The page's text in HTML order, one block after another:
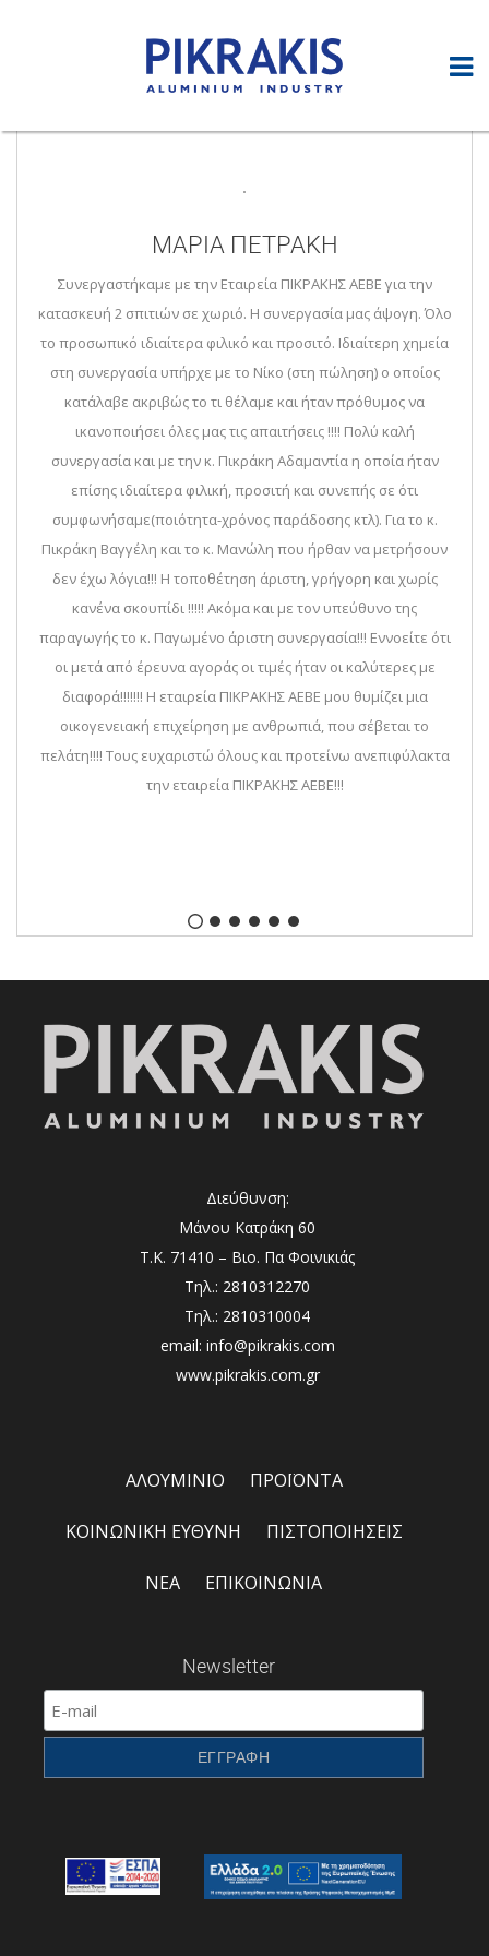
ΜΑΡΙΑ ΠΕΤΡΑΚΗ
Συνεργαστήκαμε με την Εταιρεία ΠΙΚΡΑΚΗΣ ΑΕΒΕ για την
κατασκευή 2 σπιτιών σε χωριό. Η συνεργασία μας άψογη. Όλο
το προσωπικό ιδιαίτερα φιλικό και προσιτό. Ιδιαίτερη χημεία
στη συνεργασία υπήρχε με το Νίκο (στη πώληση) ο οποίος
κατάλαβε ακριβώς το τι θέλαμε και ήταν πρόθυμος να
ικανοποιήσει όλες μας τις απαιτήσεις !!!! Πολύ καλή
συνεργασία και με την κ. Πικράκη Αδαμαντία η οποία ήταν
επίσης ιδιαίτερα φιλική, προσιτή και συνεπής σε ότι
συμφωνήσαμε(ποιότητα-χρόνος παράδοσης κτλ). Για το κ.
Πικράκη Βαγγέλη και το κ. Μανώλη που ήρθαν να μετρήσουν
δεν έχω λόγια!!! Η τοποθέτηση άριστη, γρήγορη και χωρίς
κανένα σκουπίδι !!!!! Ακόμα και με τον υπεύθυνο της
παραγωγής το κ. Παγωμένο άριστη συνεργασία!!! Εννοείτε ότι
οι μετά από έρευνα αγοράς οι τιμές ήταν οι καλύτερες με
διαφορά!!!!!!! Η εταιρεία ΠΙΚΡΑΚΗΣ ΑΕΒΕ μου θυμίζει μια
οικογενειακή επιχείρηση με ανθρωπιά, που σέβεται το
πελάτη!!!! Τους ευχαριστώ όλους και προτείνω ανεπιφύλακτα
την εταιρεία ΠΙΚΡΑΚΗΣ ΑΕΒΕ!!!
Διεύθυνση:
Μάνου Κατράκη 60
Τ.Κ. 71410 – Βιο. Πα Φοινικιάς
Τηλ.: 2810312270
Τηλ.: 2810310004
email: info@pikrakis.com
www.pikrakis.com.gr
ΑΛΟΥΜΙΝΙΟ ΠΡΟΪΟΝΤΑ
ΚΟΙΝΩΝΙΚΗ ΕΥΘΥΝΗ ΠΙΣΤΟΠΟΙΗΣΕΙΣ
ΝΕΑ ΕΠΙΚΟΙΝΩΝΙΑ
Newsletter